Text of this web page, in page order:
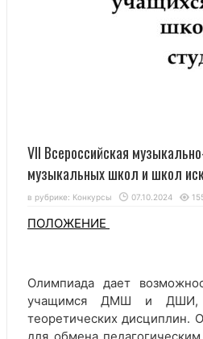
VII Всероссийская
музыкальных школ и школ
в рубрике: Конкурсы 07.10.2024
ПОЛОЖЕНИЕ
Олимпиада дает
учащимся ДМШ и ДШИ,
теоретических дисциплин.